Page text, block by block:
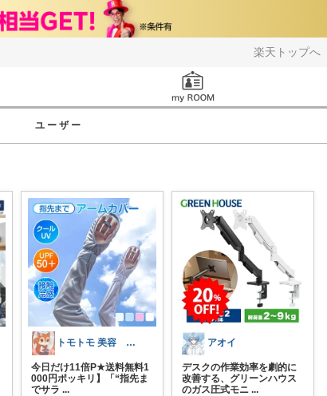
楽天トップへ
ユーザー
トモトモ 美容 食品 子育てルーム
今日だけ11倍P★送料無料1
000円ポッキリ】「“指先ま
でサラ ...
アオイ
デスクの作業効率を劇的に
改善する、グリーンハウス
のガス圧式モニ ...